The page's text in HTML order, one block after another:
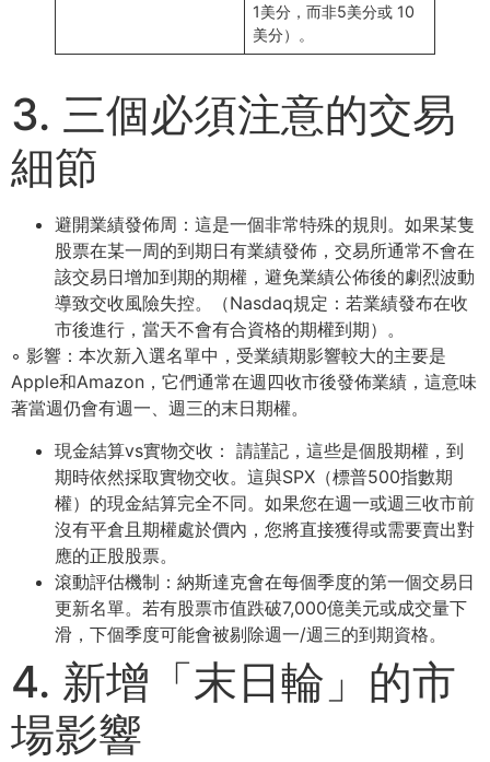
1美分，⽽⾮5美分或 10
美分）。
3. 三個必須注意的交易
細節
避開業績發佈周：這是⼀個⾮常特殊的規則。如果某隻
股票在某⼀周的到期⽇有業績發佈，交易所通常不會在
該交易⽇增加到期的期權，避免業績公佈後的劇烈波動
導致交收⾵險失控。（Nasdaq規定：若業績發布在收
市後進⾏，當天不會有合資格的期權到期）。
◦ 影響：本次新⼊選名單中，受業績期影響較⼤的主要是
Apple和Amazon，它們通常在週四收市後發佈業績，這意味
著當週仍會有週⼀、週三的末⽇期權。
現⾦結算vs實物交收： 請謹記，這些是個股期權，到
期時依然採取實物交收。這與SPX（標普500指數期
權）的現⾦結算完全不同。如果您在週⼀或週三收市前
沒有平倉且期權處於價內，您將直接獲得或需要賣出對
應的正股股票。
滾動評估機制：納斯達克會在每個季度的第⼀個交易⽇
更新名單。若有股票市值跌破7,000億美元或成交量下
滑，下個季度可能會被剔除週⼀/週三的到期資格。
4. 新增「末⽇輪」的市
場影響